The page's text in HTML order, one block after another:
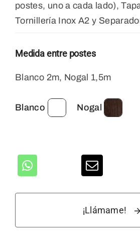
postes, uno a cada lado),
Tornillería Inox A2 y
Medida entre postes
Blanco 2m, Nogal 1,5m
Blanco Nogal
¡Llámame!